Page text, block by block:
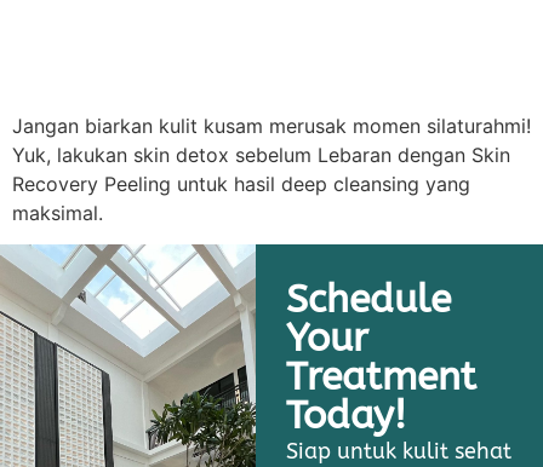
Jangan biarkan kulit kusam merusak momen silaturahmi!
Yuk, lakukan skin detox sebelum Lebaran dengan Skin
Recovery Peeling untuk hasil deep cleansing yang
maksimal.
Schedule
Your
Treatment
Today!
Siap untuk kulit sehat